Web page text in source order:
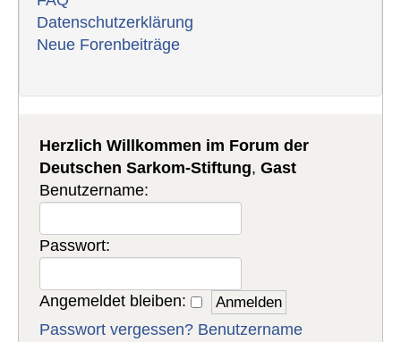
Datenschutzerklärung
Neue Forenbeiträge
Herzlich Willkommen im Forum der
Deutschen Sarkom-Stiftung,Gast
Benutzername:
Passwort:
Angemeldet bleiben:
Passwort vergessen? Benutzername